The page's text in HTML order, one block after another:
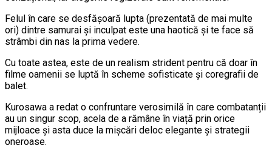
Felul în care se desfășoară lupta (prezentată de mai multe
ori) dintre samurai și inculpat este una haotică și te face să
strâmbi din nas la prima vedere.
Cu toate astea, este de un realism strident pentru că doar în
filme oamenii se luptă în scheme sofisticate și coregrafii de
balet.
Kurosawa a redat o confruntare verosimilă în care combatanții
au un singur scop, acela de a rămâne în viață prin orice
mijloace și asta duce la mișcări deloc elegante și strategii
oneroase.